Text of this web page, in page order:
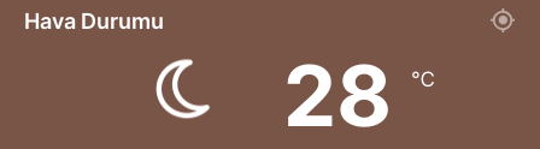
Hava Durumu
28 ℃